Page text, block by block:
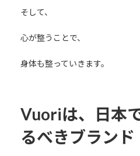
そして、
心が整うことで、
身体も整っていきます。
Vuoriは、日本
るべきブランド